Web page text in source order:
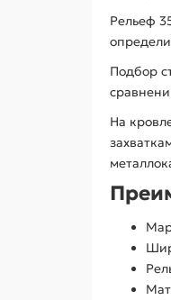
Рельеф
Подбор
На